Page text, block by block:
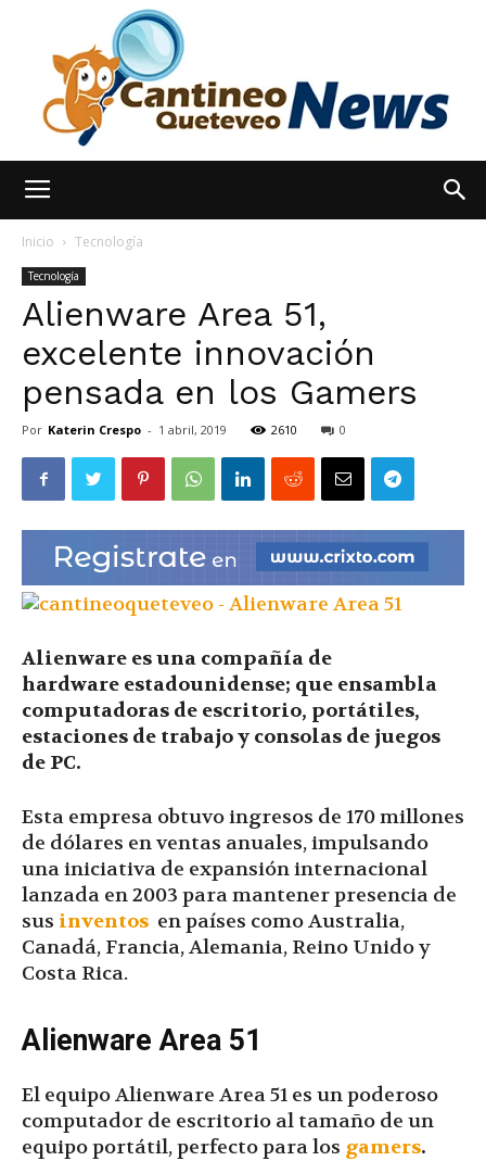
Noticias
hoy
|
Ultima
Inicio Tecnología
Tecnología
Alienware Area 51,
excelente innovación
pensada en los Gamers
Por Katerin Crespo - 1 abril, 2019 2610 0
Alienware es una compañía de
hardware estadounidense; que ensambla
computadoras de escritorio, portátiles,
estaciones de trabajo y consolas de juegos
de PC.
Esta empresa obtuvo ingresos de 170 millones
de dólares en ventas anuales, impulsando
una iniciativa de expansión internacional
lanzada en 2003 para mantener presencia de
sus inventos en países como Australia,
Canadá, Francia, Alemania, Reino Unido y
Costa Rica.
Alienware Area 51
El equipo Alienware Area 51 es un poderoso
computador de escritorio al tamaño de un
equipo portátil, perfecto para los gamers.